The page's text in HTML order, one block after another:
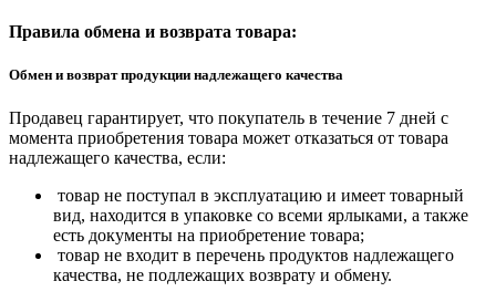
Правила обмена и возврата товара:
Обмен и возврат продукции надлежащего качества
Продавец гарантирует, что покупатель в течение 7 дней с
момента приобретения товара может отказаться от товара
надлежащего качества, если:
товар не поступал в эксплуатацию и имеет товарный
вид, находится в упаковке со всеми ярлыками, а также
есть документы на приобретение товара;
товар не входит в перечень продуктов надлежащего
качества, не подлежащих возврату и обмену.